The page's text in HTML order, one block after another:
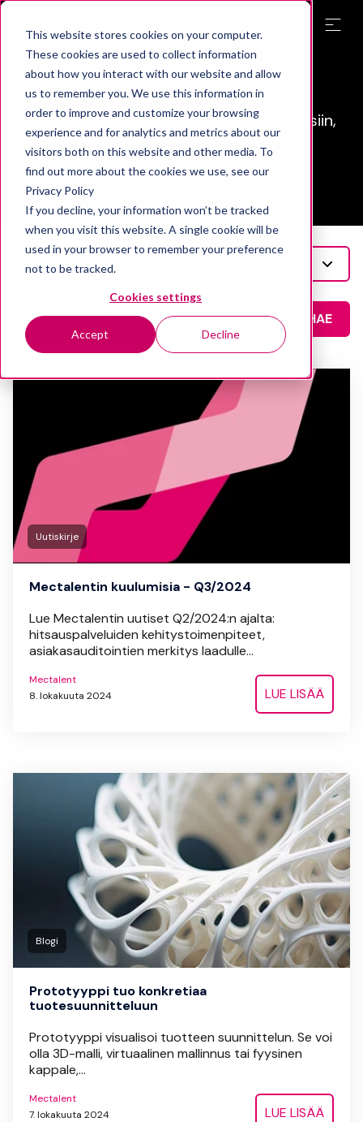
This website stores cookies on your computer.
These cookies are used to collect information
about how you interact with our website and allow
us to remember you. We use this information in
order to improve and customize your browsing
experience and for analytics and metrics about our
visitors both on this website and other media. To
find out more about the cookies we use, see our
Privacy Policy
If you decline, your information won’t be tracked
when you visit this website. A single cookie will be
used in your browser to remember your preference
not to be tracked.
Cookies settings
Accept Decline
Ajankohtaista
Tutustu Mectalentin ajankohtaisiin uutisiin,
tiedotteisiin ja tapahtumiin.
Kategoriat
HAE
Uutiskirje
Mectalentin kuulumisia - Q3/2024
Lue Mectalentin uutiset Q2/2024:n ajalta:
hitsauspalveluiden kehitystoimenpiteet,
asiakasauditointien merkitys laadulle...
Mectalent
8. lokakuuta 2024
LUE LISÄÄ
Blogi
Prototyyppi tuo konkretiaa
tuotesuunnitteluun
Prototyyppi visualisoi tuotteen suunnittelun. Se voi
olla 3D-malli, virtuaalinen mallinnus tai fyysinen
kappale,...
Mectalent
7. lokakuuta 2024
LUE LISÄÄ